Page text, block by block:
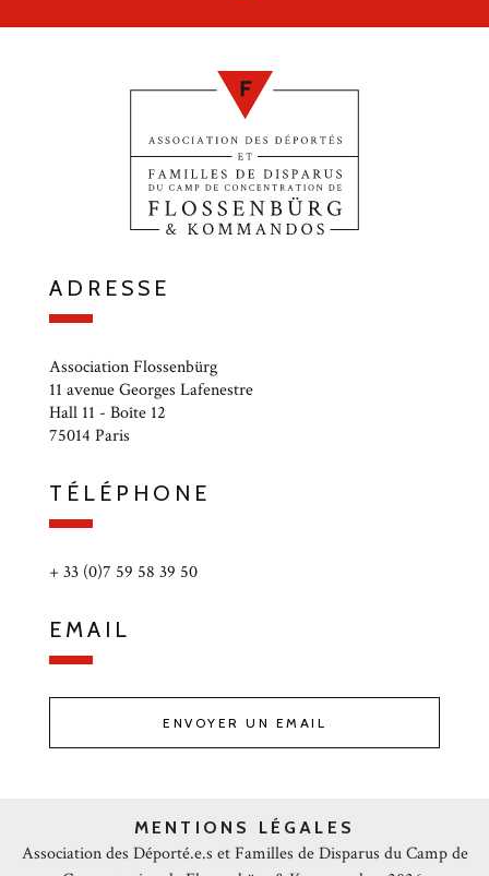
ADRESSE
Association Flossenbürg
11 avenue Georges Lafenestre
Hall 11 - Boîte 12
75014 Paris
TÉLÉPHONE
+ 33 (0)7 59 58 39 50
EMAIL
ENVOYER UN EMAIL
MENTIONS LÉGALES
Association des Déporté.e.s et Familles de Disparus du Camp de